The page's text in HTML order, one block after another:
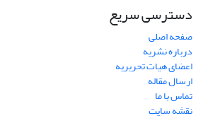
دسترسی سریع
صفحه اصلی
درباره نشریه
اعضای هیات تحریریه
ارسال مقاله
تماس با ما
نقشه سایت